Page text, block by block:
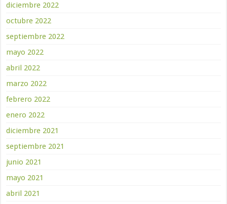
diciembre 2022
octubre 2022
septiembre 2022
mayo 2022
abril 2022
marzo 2022
febrero 2022
enero 2022
diciembre 2021
septiembre 2021
junio 2021
mayo 2021
abril 2021